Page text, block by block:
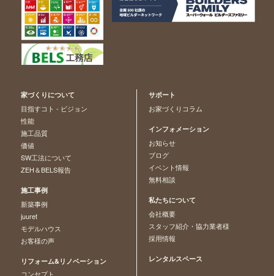
家づくりについて
目指すコト - ビジョン
性能
施工品質
価値
SW工法について
ZEH＆BELS報告
施工事例
新築事例
juuret
モデルハウス
お客様の声
リフォーム&リノベーション
コンセプト
サポート
お家づくりコラム
インフォメーション
お知らせ
ブログ
イベント情報
無料相談
私たちについて
会社概要
スタッフ紹介・協力業者様
採用情報
レンタルスペース